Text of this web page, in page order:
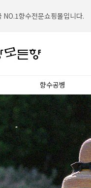
어 고객의 신뢰를 쌓아왔습니다.
NO.1향수전문쇼핑몰입니다.
향수공병